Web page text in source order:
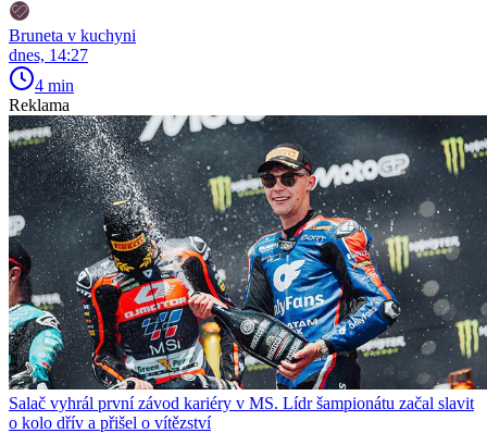
Bruneta v kuchyni
dnes, 14:27
4 min
Reklama
Salač vyhrál první závod kariéry v MS. Lídr šampionátu začal slavit
o kolo dřív a přišel o vítězství